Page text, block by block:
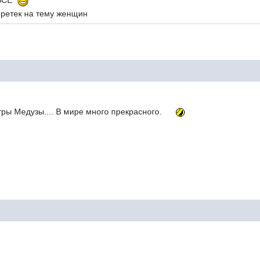
на тему женщин
Медузы.... В мире много прекрасного.